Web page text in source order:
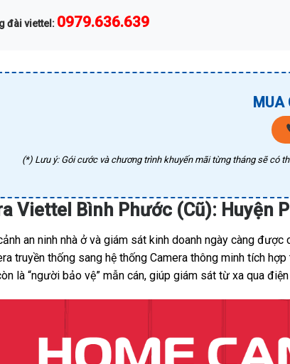
đài viettel : 0979.636.639
MUA
(*) Lưu ý: Gói cước và chương trình khuyến mãi từng tháng sẽ có
Viettel Bình Phước (Cũ): Huyện
an ninh nhà ở và giám sát kinh doanh ngày càng
truyền thống sang hệ thống Camera thông minh tích hợp
là “người bảo vệ” mẫn cán, giúp giám sát từ xa qua